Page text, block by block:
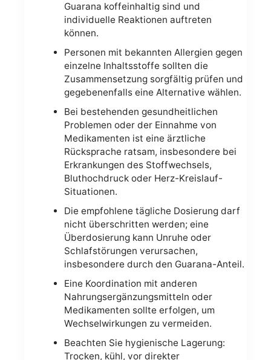
Guarana koffeinhaltig sind und
individuelle Reaktionen auftreten
können.
Personen mit bekannten Allergien gegen
einzelne Inhaltsstoffe sollten die
Zusammensetzung sorgfältig prüfen und
gegebenenfalls eine Alternative wählen.
Bei bestehenden gesundheitlichen
Problemen oder der Einnahme von
Medikamenten ist eine ärztliche
Rücksprache ratsam, insbesondere bei
Erkrankungen des Stoffwechsels,
Bluthochdruck oder Herz-Kreislauf-
Situationen.
Die empfohlene tägliche Dosierung darf
nicht überschritten werden; eine
Überdosierung kann Unruhe oder
Schlafstörungen verursachen,
insbesondere durch den Guarana-Anteil.
Eine Koordination mit anderen
Nahrungsergänzungsmitteln oder
Medikamenten sollte erfolgen, um
Wechselwirkungen zu vermeiden.
Beachten Sie hygienische Lagerung:
Trocken, kühl, vor direkter